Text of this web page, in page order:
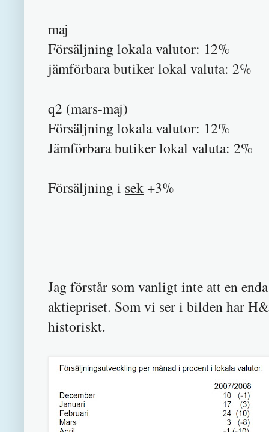
maj
Försäljning lokala valutor: 12%
jämförbara butiker lokal valuta: 2%
q2 (mars-maj)
Försäljning lokala valutor: 12%
Jämförbara butiker lokal valuta: 2%
Försäljning i sek +3%
Jag förstår som vanligt inte att en
aktiepriset. Som vi ser i bilden har
historiskt.